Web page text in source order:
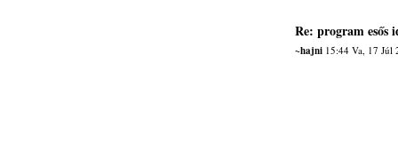
Re: program esős
~hajni15:44 Va, 17 Júl